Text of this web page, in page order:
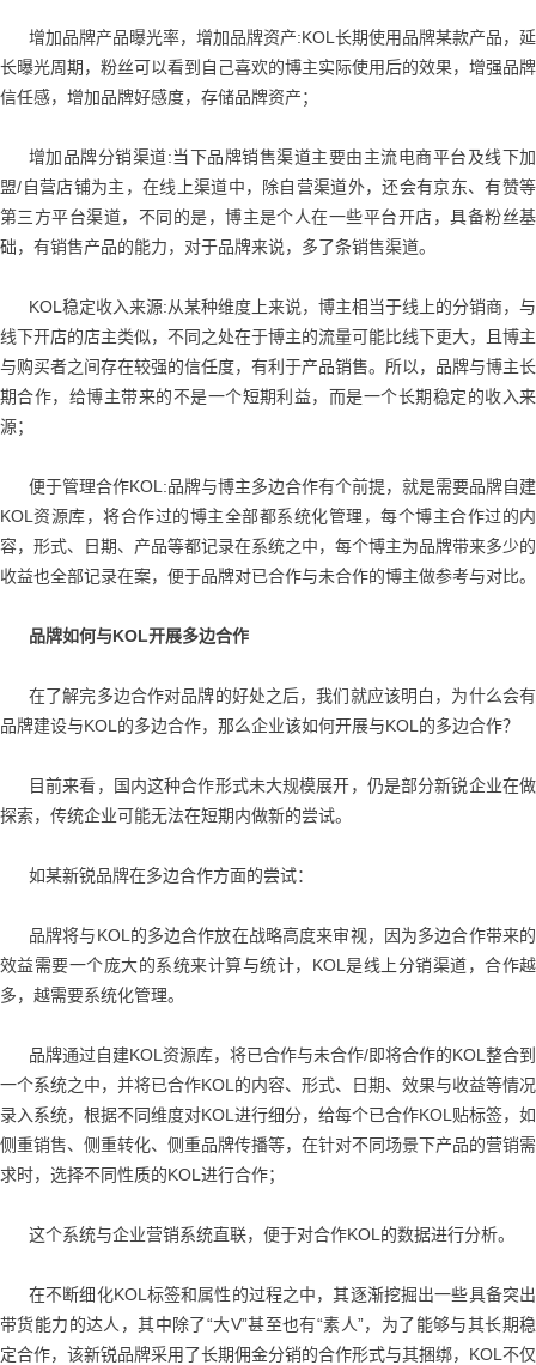
增加品牌产品曝光率，增加品牌资产:KOL长期使用品牌某款产品，延
长曝光周期，粉丝可以看到自己喜欢的博主实际使用后的效果，增强品牌
信任感，增加品牌好感度，存储品牌资产；
增加品牌分销渠道:当下品牌销售渠道主要由主流电商平台及线下加
盟/自营店铺为主，在线上渠道中，除自营渠道外，还会有京东、有赞等
第三方平台渠道，不同的是，博主是个人在一些平台开店，具备粉丝基
础，有销售产品的能力，对于品牌来说，多了条销售渠道。
KOL稳定收入来源:从某种维度上来说，博主相当于线上的分销商，与
线下开店的店主类似，不同之处在于博主的流量可能比线下更大，且博主
与购买者之间存在较强的信任度，有利于产品销售。所以，品牌与博主长
期合作，给博主带来的不是一个短期利益，而是一个长期稳定的收入来
源；
便于管理合作KOL:品牌与博主多边合作有个前提，就是需要品牌自建
KOL资源库，将合作过的博主全部都系统化管理，每个博主合作过的内
容，形式、日期、产品等都记录在系统之中，每个博主为品牌带来多少的
收益也全部记录在案，便于品牌对已合作与未合作的博主做参考与对比。
品牌如何与KOL开展多边合作
在了解完多边合作对品牌的好处之后，我们就应该明白，为什么会有
品牌建设与KOL的多边合作，那么企业该如何开展与KOL的多边合作？
目前来看，国内这种合作形式未大规模展开，仍是部分新锐企业在做
探索，传统企业可能无法在短期内做新的尝试。
如某新锐品牌在多边合作方面的尝试：
品牌将与KOL的多边合作放在战略高度来审视，因为多边合作带来的
效益需要一个庞大的系统来计算与统计，KOL是线上分销渠道，合作越
多，越需要系统化管理。
品牌通过自建KOL资源库，将已合作与未合作/即将合作的KOL整合到
一个系统之中，并将已合作KOL的内容、形式、日期、效果与收益等情况
录入系统，根据不同维度对KOL进行细分，给每个已合作KOL贴标签，如
侧重销售、侧重转化、侧重品牌传播等，在针对不同场景下产品的营销需
求时，选择不同性质的KOL进行合作；
这个系统与企业营销系统直联，便于对合作KOL的数据进行分析。
在不断细化KOL标签和属性的过程之中，其逐渐挖掘出一些具备突出
带货能力的达人，其中除了“大V”甚至也有“素人”，为了能够与其长期稳
定合作，该新锐品牌采用了长期佣金分销的合作形式与其捆绑，KOL不仅